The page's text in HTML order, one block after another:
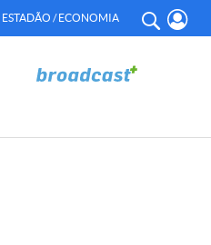
ESTADÃO / ECONOMIA